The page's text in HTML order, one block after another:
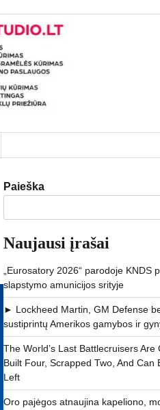
Paieška
Naujausi įrašai
„Eurosatory 2026“ parodoje KNDS
slapstymo amunicijos srityje
► Lockheed Martin, GM Defense
sustiprintų Amerikos gamybos ir
The World’s Last Battlecruisers
Built Four, Scrapped Two, And Can
Left
Oro pajėgos atnaujina kapeliono,